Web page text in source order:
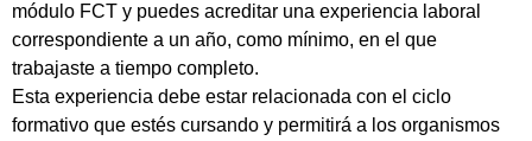
módulo FCT y puedes acreditar una experiencia laboral
correspondiente a un año, como mínimo, en el que
trabajaste a tiempo completo.
Esta experiencia debe estar relacionada con el ciclo
formativo que estés cursando y permitirá a los organismos